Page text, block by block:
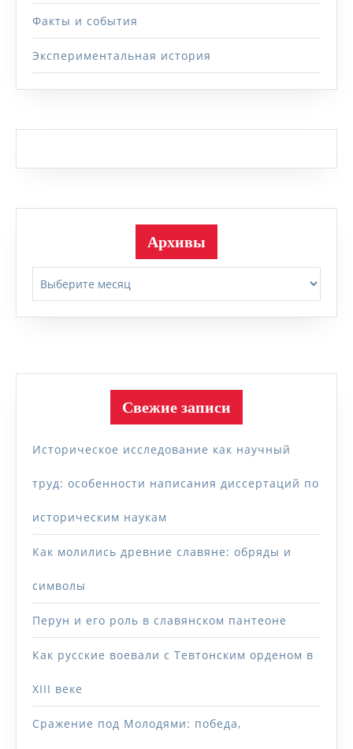
Факты и события
Экспериментальная история
Архивы
Свежие записи
Историческое исследование как научный
труд: особенности написания диссертаций по
историческим наукам
Как молились древние славяне: обряды и
символы
Перун и его роль в славянском пантеоне
Как русские воевали с Тевтонским орденом в
XIII веке
Сражение под Молодями: победа,